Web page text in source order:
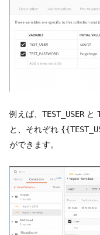
例えば、 TEST_USER と
と、それぞれ
ができます。